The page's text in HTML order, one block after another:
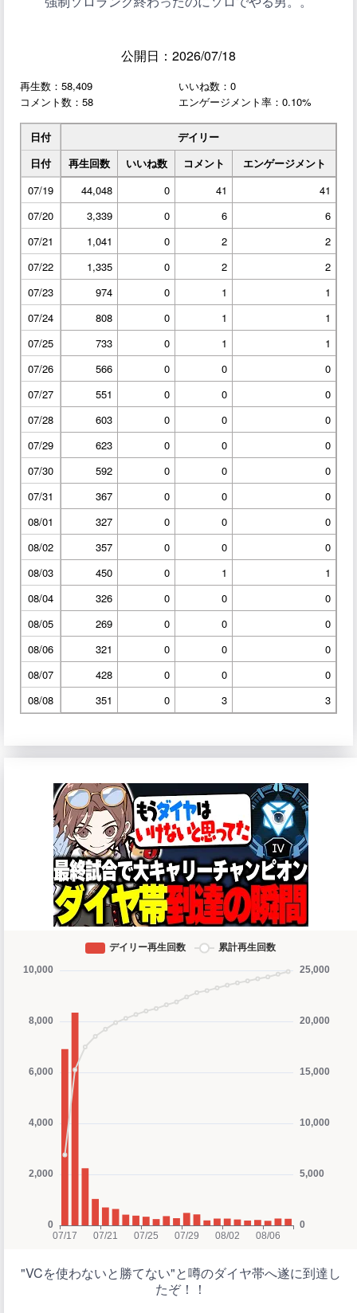
公開日：2026/07/18
再生数：58,409
いいね数：0
コメント数：58
エンゲージメント率：0.10%
日付
デイリー
日付
再生回数 いいね数 コメント
エンゲージメント
07/19
44,048 0 41
41
07/20
3,339 0 6
6
07/21
1,041 0 2
2
07/22
1,335 0 2
2
07/23
974 0 1
1
07/24
808 0 1
1
07/25
733 0 1
1
07/26
566 0 0
0
07/27
551 0 0
0
07/28
603 0 0
0
07/29
623 0 0
0
07/30
592 0 0
0
07/31
367 0 0
0
08/01
327 0 0
0
08/02
357 0 0
0
08/03
450 0 1
1
08/04
326 0 0
0
08/05
269 0 0
0
08/06
321 0 0
0
08/07
428 0 0
0
08/08
351 0 3 3
"VCを使わないと勝てない"と噂のダイヤ帯へ遂に到達し
たぞ！！